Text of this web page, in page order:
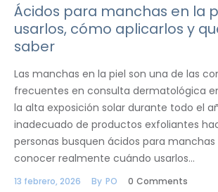
Ácidos para manchas en la
usarlos, cómo aplicarlos y
saber
Las manchas en la piel son una de las
frecuentes en consulta dermatológica
la alta exposición solar durante todo el
inadecuado de productos exfoliantes
personas busquen ácidos para manchas
conocer realmente cuándo usarlos…
13 febrero, 2026 By PO 0 Comments